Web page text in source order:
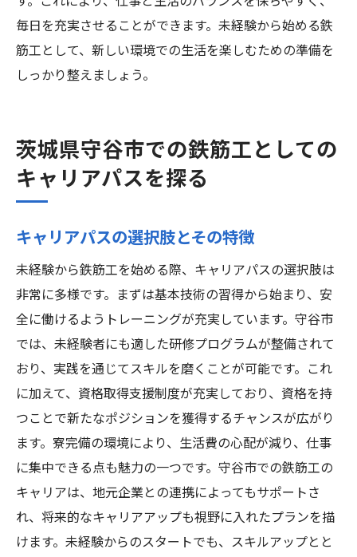
毎日を充実させることができます。未経験から始める鉄
筋工として、新しい環境での生活を楽しむための準備を
しっかり整えましょう。
茨城県守谷市での鉄筋工としての
キャリアパスを探る
キャリアパスの選択肢とその特徴
未経験から鉄筋工を始める際、キャリアパスの選択肢は
非常に多様です。まずは基本技術の習得から始まり、安
全に働けるようトレーニングが充実しています。守谷市
では、未経験者にも適した研修プログラムが整備されて
おり、実践を通じてスキルを磨くことが可能です。これ
に加えて、資格取得支援制度が充実しており、資格を持
つことで新たなポジションを獲得するチャンスが広がり
ます。寮完備の環境により、生活費の心配が減り、仕事
に集中できる点も魅力の一つです。守谷市での鉄筋工の
キャリアは、地元企業との連携によってもサポートさ
れ、将来的なキャリアアップも視野に入れたプランを描
けます。未経験からのスタートでも、スキルアップとと